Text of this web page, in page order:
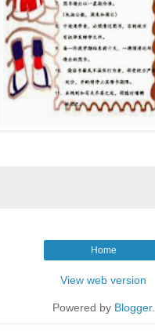
Home
View web version
Powered by Blogger.